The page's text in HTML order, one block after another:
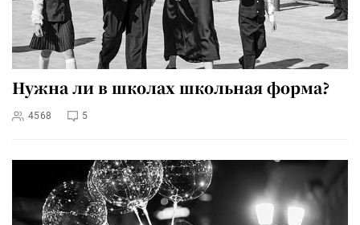
Нужна ли в школах школьная форма?
4568 5